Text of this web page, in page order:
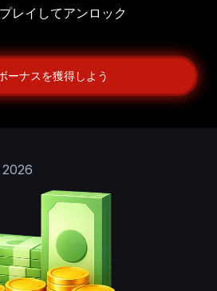
レイしてアンロック
ーナスを獲得しよう